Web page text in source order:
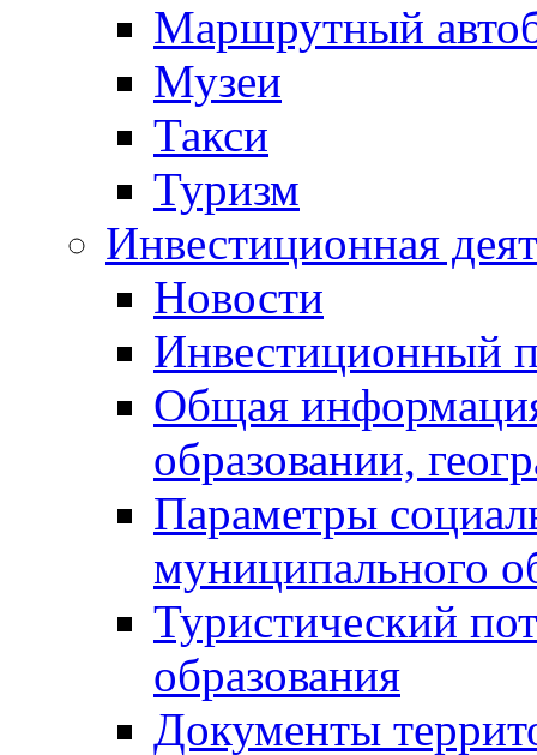
Маршрутный
Музеи
Такси
Туризм
Инвестиционная
Новости
Инвестиционный
Общая
образовании,
Параметры
муниципального
Туристический
образования
Документы